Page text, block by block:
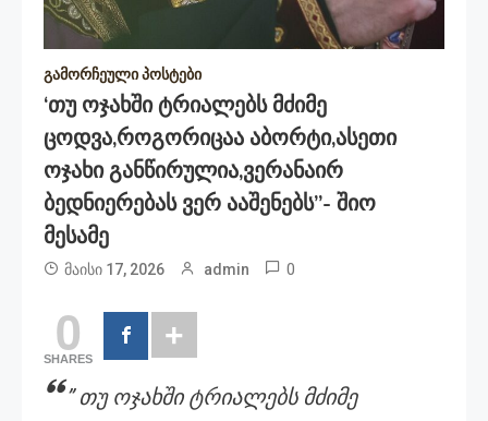
გამორჩეული პოსტები
‘თუ Ოჯახში Ტრიალებს Მძიმე
Ცოდვა,როგორიცაა Აბორტი,ასეთი
Ოჯახი Განწირულია,ვერანაირ
Ბედნიერებას Ვერ Ააშენებს”- Შიო
Მესამე
მაისი 17, 2026 admin 0
0
SHARES
” თუ ოჯახში ტრიალებს მძიმე